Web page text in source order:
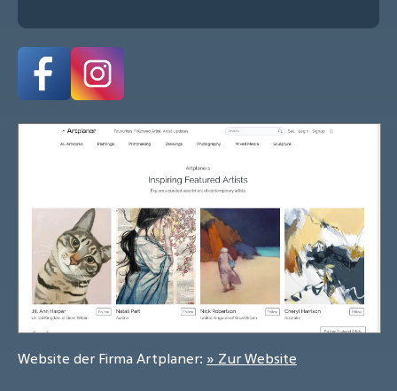
Website der Firma Artplaner: » Zur Website